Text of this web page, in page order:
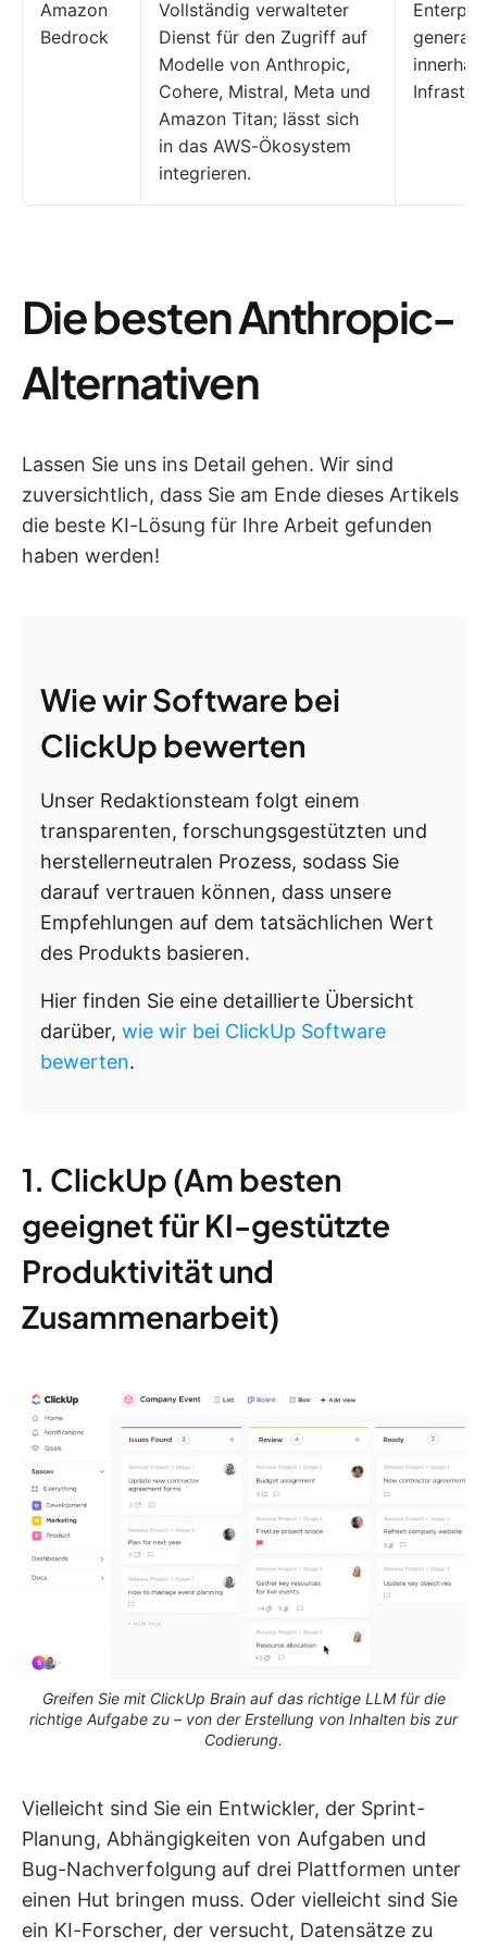
Amazon
Bedrock
Vollständig verwalteter
Dienst für den Zugriff auf
Modelle von Anthropic,
Cohere, Mistral, Meta und
Amazon Titan; lässt sich
in das AWS-Ökosystem
integrieren.
Die besten Anthropic-
Alternativen
Lassen Sie uns ins Detail gehen. Wir sind
zuversichtlich, dass Sie am Ende dieses Artikels
die beste KI-Lösung für Ihre Arbeit gefunden
haben werden!
Wie wir Software bei
ClickUp bewerten
Unser Redaktionsteam folgt einem
transparenten, forschungsgestützten und
herstellerneutralen Prozess, sodass Sie
darauf vertrauen können, dass unsere
Empfehlungen auf dem tatsächlichen Wert
des Produkts basieren.
Hier finden Sie eine detaillierte Übersicht
darüber, wie wir bei ClickUp Software
bewerten.
1. ClickUp (Am besten
geeignet für KI-gestützte
Produktivität und
Zusammenarbeit)
Greifen Sie mit ClickUp Brain auf das richtige LLM für die
richtige Aufgabe zu – von der Erstellung von Inhalten bis zur
Codierung.
Vielleicht sind Sie ein Entwickler, der Sprint-
Planung, Abhängigkeiten von Aufgaben und
Bug-Nachverfolgung auf drei Plattformen unter
einen Hut bringen muss. Oder vielleicht sind Sie
ein KI-Forscher, der versucht, Datensätze zu